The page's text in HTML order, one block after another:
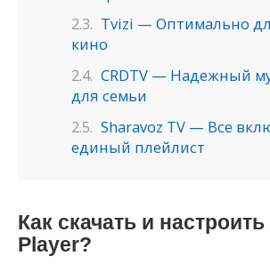
Tvizi — Оптимально
кино
CRDTV — Надежный
для семьи
Sharavoz TV — Все
единый плейлист
Как скачать и настроить
Player?